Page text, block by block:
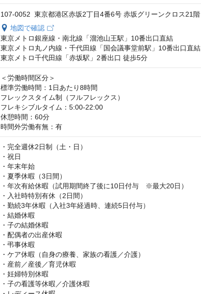
107-0052 東京都港区赤坂2丁目4番6号 赤坂グリーンクロス21階
地図で確認
東京メトロ銀座線・南北線「溜池山王駅」10番出口直結
東京メトロ丸ノ内線・千代田線「国会議事堂前駅」10番出口直結
東京メトロ千代田線「赤坂駅」2番出口 徒歩5分
＜労働時間区分＞
標準労働時間：1日あたり8時間
フレックスタイム制（フルフレックス）
フレキシブルタイム：5:00-22:00
休憩時間：60分
時間外労働有無：有
・完全週休2日制（土・日）
・祝日
・年末年始
・夏季休暇（3日間）
・年次有給休暇（試用期間終了後に10日付与　※最大20日）
・入社時特別有休（2日間）
・勤続3年休暇（入社3年経過時、連続5日付与）
・結婚休暇
・子の結婚休暇
・配偶者の出産休暇
・弔事休暇
・ケア休暇（自身の療養、家族の看護／介護）
・産前／産後／育児休暇
・妊婦特別休暇
・子の看護等休暇／介護休暇